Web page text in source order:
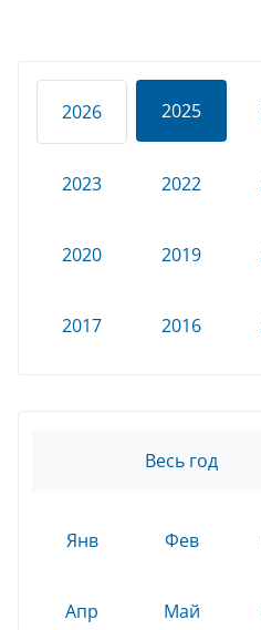
2026 2025
2023 2022
2020 2019
2017 2016
Весь год
Янв Фев
Апр Май